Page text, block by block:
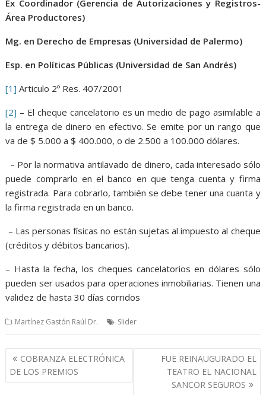
Ex Coordinador (Gerencia de Autorizaciones y Registros-
Área Productores)
Mg. en Derecho de Empresas (Universidad de Palermo)
Esp. en Políticas Públicas (Universidad de San Andrés)
[1] Articulo 2º Res. 407/2001
[2] – El cheque cancelatorio es un medio de pago asimilable a
la entrega de dinero en efectivo. Se emite por un rango que
va de $ 5.000 a $ 400.000, o de 2.500 a 100.000 dólares.
– Por la normativa antilavado de dinero, cada interesado sólo
puede comprarlo en el banco en que tenga cuenta y firma
registrada. Para cobrarlo, también se debe tener una cuanta y
la firma registrada en un banco.
– Las personas físicas no están sujetas al impuesto al cheque
(créditos y débitos bancarios).
– Hasta la fecha, los cheques cancelatorios en dólares sólo
pueden ser usados para operaciones inmobiliarias. Tienen una
validez de hasta 30 días corridos
Martínez Gastón Raúl Dr. Slider
Navegación
de
entradas
COBRANZA ELECTRÓNICA
DE LOS PREMIOS
FUE REINAUGURADO EL
TEATRO EL NACIONAL
SANCOR SEGUROS